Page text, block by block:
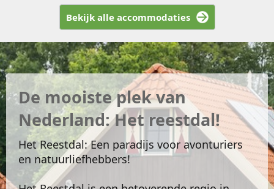
Bekijk alle accommodaties
De mooiste plek van
Nederland: Het reestdal!
Het Reestdal: Een paradijs voor avonturiers
en natuurliefhebbers!